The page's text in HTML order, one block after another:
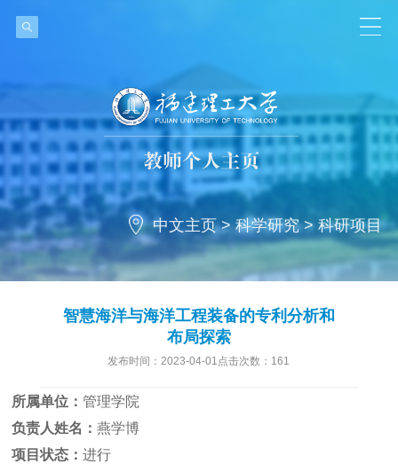
中文主页>科学研究>科研项目
智慧海洋与海洋工程装备的专利分析和
布局探索
发布时间：2023-04-01点击次数： 161
所属单位：管理学院
负责人姓名：燕学博
项目状态：进行